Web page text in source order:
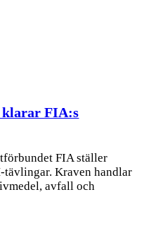
FIA:s
FIA ställer
Kraven handlar
avfall och